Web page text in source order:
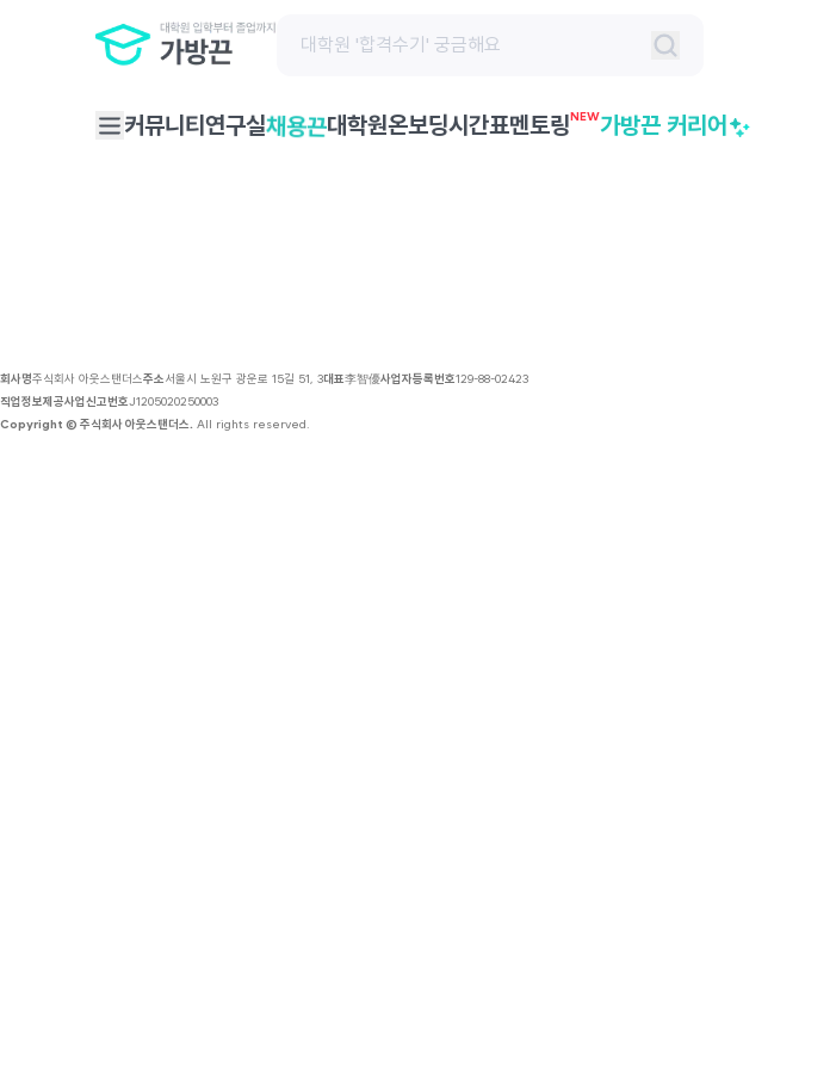
커뮤니티 연구실채용끈대학원온보딩시간표멘토링NEW가방끈 커리어
회사명주식회사 아웃스탠더스주소서울시 노원구 광운로 15길 51, 3대표李智優사업자등록번호129-88-02423
직업정보제공사업신고번호J1205020250003
Copyright © 주식회사 아웃스탠더스. All rights reserved.